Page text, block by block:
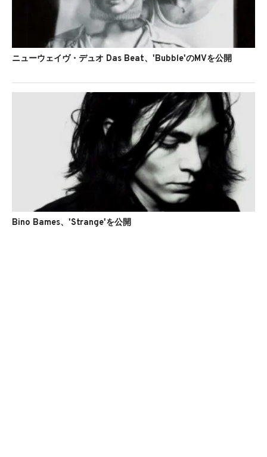
ニューウェイヴ・デュオ Das Beat、'Bubble'のMVを公開
Bino Bames、'Strange'を公開